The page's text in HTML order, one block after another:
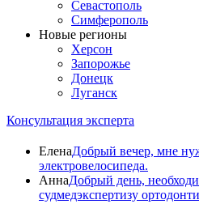
Севастополь
Симферополь
Новые регионы
Херсон
Запорожье
Донецк
Луганск
Консультация эксперта
ЕленаДобрый вечер, мне
электровелосипеда.
АннаДобрый день,
судмедэкспертизу